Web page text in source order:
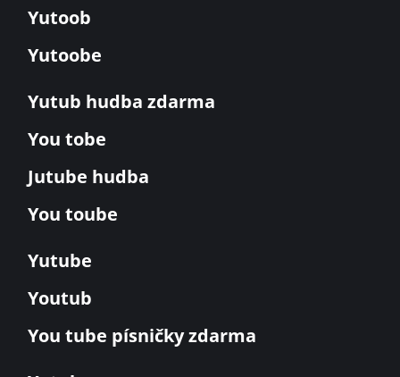
Yutoob
Yutoobe
Yutub hudba zdarma
You tobe
Jutube hudba
You toube
Yutube
Youtub
You tube písničky zdarma